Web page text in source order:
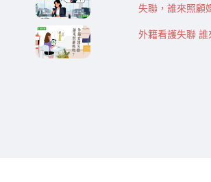
失聯，誰來照顧
外籍看護失聯 誰